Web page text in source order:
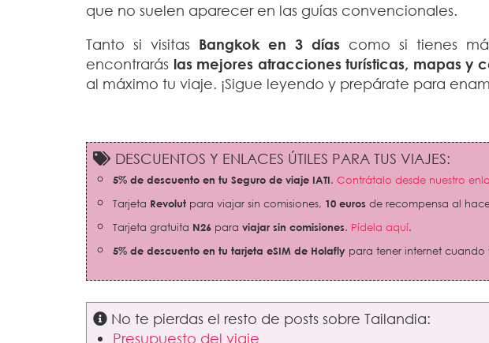
que no suelen aparecer en las guías convencionales.
Tanto si visitas Bangkok en 3 días como si tienes
encontrarás las mejores atracciones turísticas, mapas y
al máximo tu viaje. ¡Sigue leyendo y prepárate para
DESCUENTOS Y ENLACES ÚTILES PARA TUS VIAJES:
5% de descuento en tu Seguro de viaje IATI. Contrátalo desde nuestro
Tarjeta Revolut para viajar sin comisiones, 10 euros de recompensa al
Tarjeta gratuita N26 para viajar sin comisiones. Pídela aquí.
5% de descuento en tu tarjeta eSIM de Holafly para tener internet cuando
No te pierdas el resto de posts sobre Tailandia:
Presupuesto del viaje